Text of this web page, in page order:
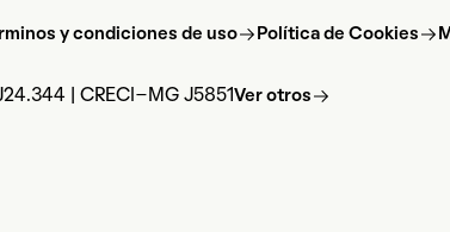
y condiciones de uso Política de Cookies
| CRECI-MG J5851 Ver otros